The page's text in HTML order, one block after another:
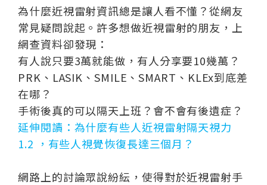
為什麼近視雷射資訊總是讓人看不懂？從網友
常見疑問說起。許多想做近視雷射的朋友，上
網查資料卻發現：
有人說只要3萬就能做，有人分享要10幾萬？
PRK、LASIK、SMILE、SMART、KLEx到底差
在哪？
手術後真的可以隔天上班？會不會有後遺症？
延伸閱讀：為什麼有些人近視雷射隔天視力
1.2 ，有些人視覺恢復長達三個月？
網路上的討論眾說紛紜，使得對於近視雷射手